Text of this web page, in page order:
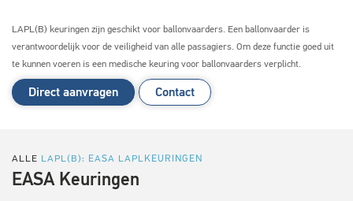
LAPL(B) keuringen zijn geschikt voor ballonvaarders. Een ballonvaarder is
verantwoordelijk voor de veiligheid van alle passagiers. Om deze functie goed uit
te kunnen voeren is een medische keuring voor ballonvaarders verplicht.
Direct aanvragen Contact
ALLE LAPL(B): EASA LAPLKEURINGEN
EASA Keuringen